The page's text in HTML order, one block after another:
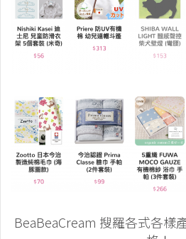
BeaBeaCream 搜羅各式各樣